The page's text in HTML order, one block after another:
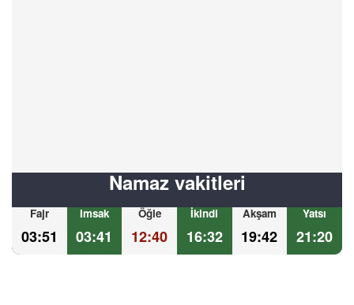
Namaz vakitleri
Fajr
03:51
Imsak
03:41
Öğle
12:40
İkindi
16:32
Akşam
19:42
Yatsı
21:20